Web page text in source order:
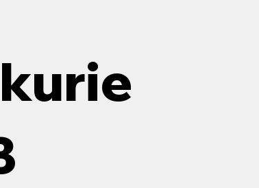
Nuotekų valymas: svarbus